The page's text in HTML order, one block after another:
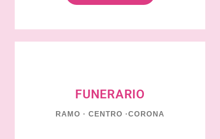
FUNERARIO
RAMO · CENTRO ·CORONA